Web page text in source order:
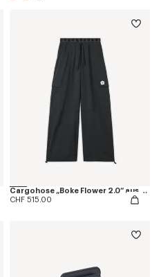
Cargohose „Boke Flower 2.0“ aus technischer Baumwolle
CHF 515.00